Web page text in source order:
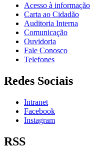
Acesso à informação
Carta ao Cidadão
Auditoria Interna
Comunicação
Ouvidoria
Fale Conosco
Telefones
Redes Sociais
Intranet
Facebook
Instagram
RSS